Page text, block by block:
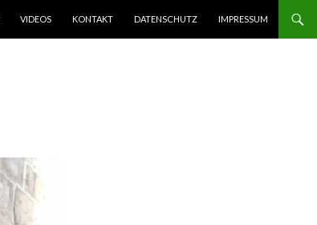
VIDEOS KONTAKT DATENSCHUTZ IMPRESSUM